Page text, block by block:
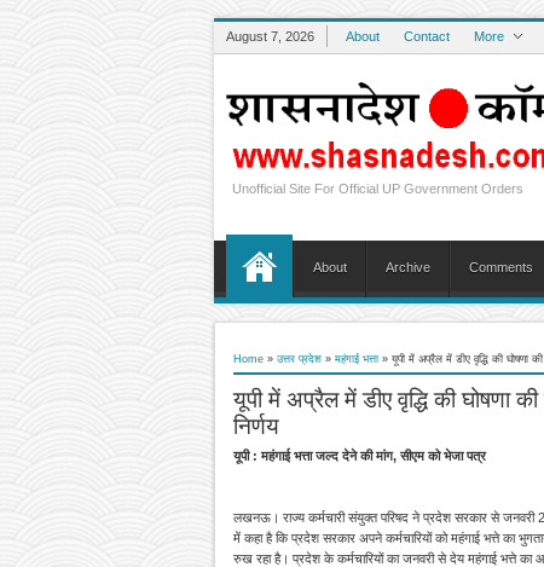
August 7, 2026 About Contact More
Unofficial Site For Official UP Government Orders
About Archive Comments
Home » उत्तर प्रदेश » महंगाई भत्ता » यूपी में अप्रैल में डीए वृद्धि की घोषणा
यूपी में अप्रैल में डीए वृद्धि की घोषणा
निर्णय
यूपी : महंगाई भत्ता जल्द देने की मांग, सीएम को भेजा पत्र
लखनऊ। राज्य कर्मचारी संयुक्त परिषद ने प्रदेश सरकार से जनवरी
में कहा है कि प्रदेश सरकार अपने कर्मचारियों को महंगाई भत्ते का
रुख रहा है। प्रदेश के कर्मचारियों का जनवरी से देय महंगाई भत्ते